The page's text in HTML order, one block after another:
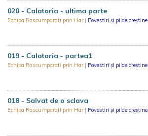
020 - Calatoria - ultima parte
Echipa Rascumparati prin Har | Povestiri și pilde creștine
019 - Calatoria - partea1
Echipa Rascumparati prin Har | Povestiri și pilde creștine
018 - Salvat de o sclava
Echipa Rascumparati prin Har | Povestiri și pilde creștine